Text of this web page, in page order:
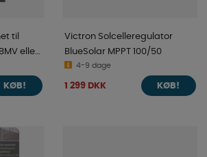
til
eller
KØB!
Victron Solcelleregulator
BlueSolar MPPT 100/50
4-9 dage
1 299 DKK KØB!